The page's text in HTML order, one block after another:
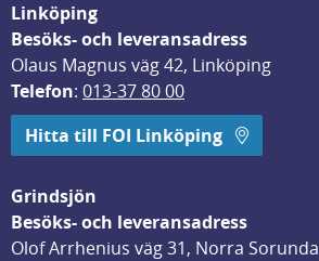
Linköping
Besöks- och leveransadress
Olaus Magnus väg 42, Linköping
Telefon: 013-37 80 00
Hitta till FOI Linköping
Grindsjön
Besöks- och leveransadress
Olof Arrhenius väg 31, Norra Sorunda